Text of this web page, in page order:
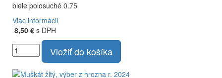
biele polosuché 0.75
Viac informácií
8,50 € s DPH
Vložiť do košíka